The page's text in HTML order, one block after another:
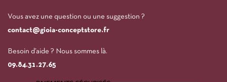
Vous avez une question ou une suggestion ?
contact@gioia-conceptstore.fr
Besoin d’aide ? Nous sommes là.
09.84.31.27.65